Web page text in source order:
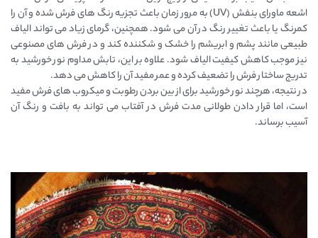
اشعه ماورای بنفش (UV) به‌ مرور زمان باعث تجزیه رنگ‌ های فرش شده و آن را
کمرنگ یا باعث تغییر رنگ در آن می‌ شود. همچنین، گرمای زیاد می‌ تواند الیاف
طبیعی مانند پشم و ابریشم را خشک و شکننده کند و در فرش‌ های مصنوعی
نیز موجب کاهش کیفیت الیاف شود. علاوه بر این، تابش مداوم نور خورشید به‌
تدریج ساختار فرش را تضعیف کرده و عمر مفید آن را کاهش می‌ دهد.
در نتیجه، هرچند نور خورشید برای از بین بردن رطوبت و میکروب‌ های فرش مفید
است، اما قرار دادن طولانی‌ مدت فرش در آفتاب می‌ تواند به بافت و رنگ آن
آسیب برساند.